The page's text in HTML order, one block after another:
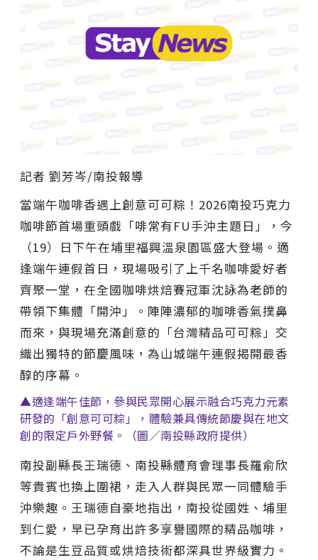
記者 劉芳岑/南投報導
當端午咖啡香遇上創意可可粽！2026南投巧克力
咖啡節首場重頭戲「啡常有FU手沖主題日」，今
（19）日下午在埔里福興溫泉園區盛大登場。適
逢端午連假首日，現場吸引了上千名咖啡愛好者
齊聚一堂，在全國咖啡烘焙賽冠軍沈詠為老師的
帶領下集體「開沖」。陣陣濃郁的咖啡香氣撲鼻
而來，與現場充滿創意的「台灣精品可可粽」交
織出獨特的節慶風味，為山城端午連假揭開最香
醇的序幕。
▲適逢端午佳節，參與民眾開心展示融合巧克力元素
研發的「創意可可粽」，體驗兼具傳統節慶與在地文
創的限定戶外野餐。（圖／南投縣政府提供）
南投副縣長王瑞德、南投縣體育會理事長羅俞欣
等貴賓也換上圍裙，走入人群與民眾一同體驗手
沖樂趣。王瑞德自豪地指出，南投從國姓、埔里
到仁愛，早已孕育出許多享譽國際的精品咖啡，
不論是生豆品質或烘焙技術都深具世界級實力。